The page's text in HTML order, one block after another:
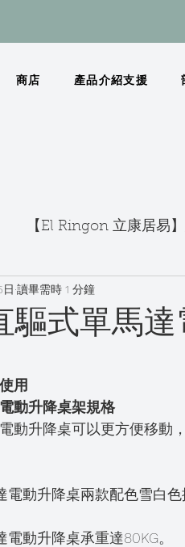
商店 產品介紹支援
【El Ringon 立康居易
驅式單馬
讀畢需時 1 分鐘
星）。
用
動升降桌架規格
動升降桌可以更方便移動
電動升降桌兩款配色雪白
動升降桌承重達80KG。